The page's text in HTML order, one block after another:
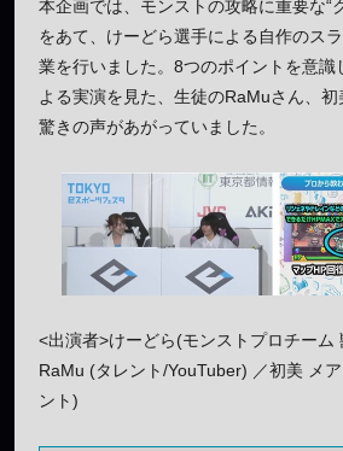
本企画では、モンストの攻略に重要な“
をあて、けーどら選手による自作のス
業を行いました。8つのポイントを意識
よる実演を見た、生徒のRaMuさん、
驚きの声があがっていました。
<出演者>けーどら(モンストプロチーム
RaMu (タレント/YouTuber) ／初美 メ
ント)